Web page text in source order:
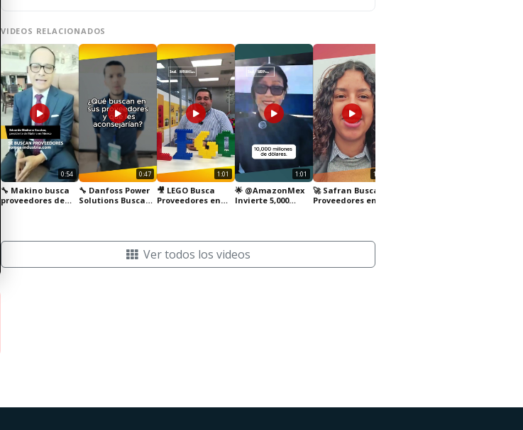
VIDEOS RELACIONADOS
0:54
🔧 Makino busca
proveedores de
0:47
🔧 Danfoss Power
Solutions Busca
1:01
🎥 LEGO Busca
Proveedores en
1:01
🌟 @AmazonMex
Invierte 5,000
1:00
🚀 Safran Busca
Proveedores en
Ver todos los videos